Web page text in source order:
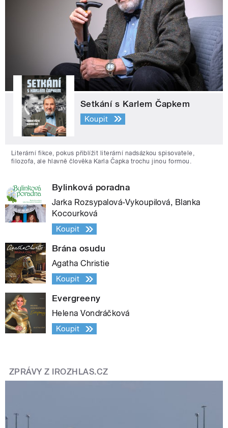
Setkání s Karlem Čapkem
Koupit
Literární fikce, pokus přiblížit literární nadsázkou spisovatele,
filozofa, ale hlavně člověka Karla Čapka trochu jinou formou.
Bylinková poradna
Jarka Rozsypalová-Vykoupilová, Blanka
Kocourková
Koupit
Brána osudu
Agatha Christie
Koupit
Evergreeny
Helena Vondráčková
Koupit
ZPRÁVY Z IROZHLAS.CZ